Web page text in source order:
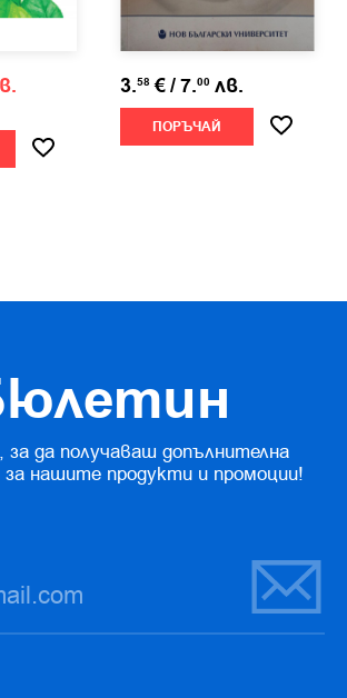
3.58 €/7.00 лв.
ПОРЪЧАЙ
за да получаваш допълнителна
за нашите продукти и промоции!